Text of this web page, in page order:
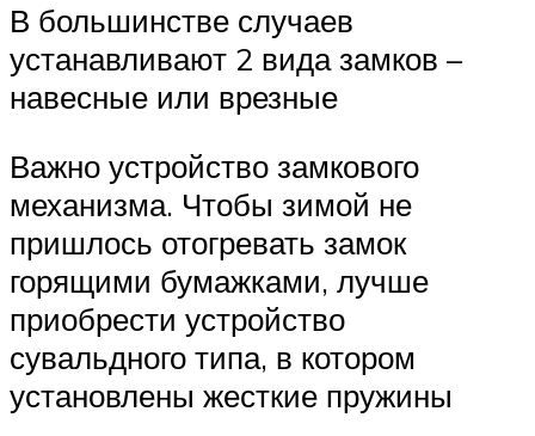
В большинстве случаев
устанавливают 2 вида замков –
навесные или врезные
Важно устройство замкового
механизма. Чтобы зимой не
пришлось отогревать замок
горящими бумажками, лучше
приобрести устройство
сувальдного типа, в котором
установлены жесткие пружины